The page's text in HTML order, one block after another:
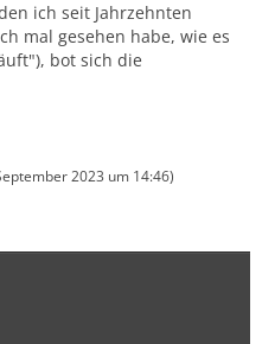
ich seit Jahrzehnten
mal gesehen habe, wie es
bot sich die
2023 um 14:46)